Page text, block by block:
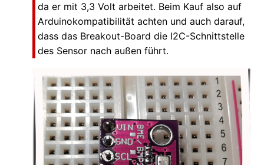
da er mit 3,3 Volt arbeitet. Beim Kauf also auf
Arduinokompatibilität achten und auch darauf,
dass das Breakout-Board die I2C-Schnittstelle
des Sensor nach außen führt.